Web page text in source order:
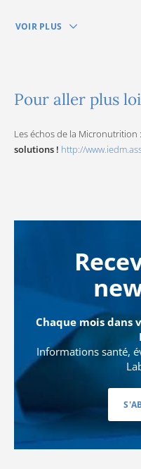
VOIR PLUS
Pour aller plus
Les échos de la Micronutrition :
solutions ! http://
Chaque mois dans
Informations santé,